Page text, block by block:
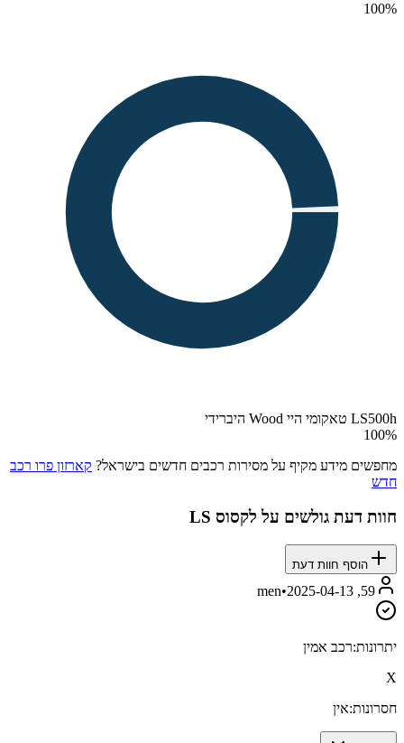
100%
LS500h טאקומי היי Wood היברידי
100%
מחפשים מידע מקיף על מסירות רכבים חדשים בישראל? קארזון פרו רכב
חדש
חוות דעת גולשים על לקסוס LS
הוסף חוות דעת
59, men
•2025-04-13
יתרונות:רכב אמין
X
חסרונות:אין